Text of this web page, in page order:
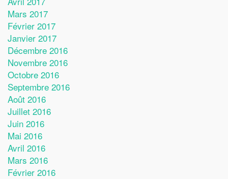
Mars 2017
Février 2017
Janvier 2017
Décembre 2016
Novembre 2016
Octobre 2016
Septembre 2016
Août 2016
Juillet 2016
Juin 2016
Mai 2016
Avril 2016
Mars 2016
Février 2016